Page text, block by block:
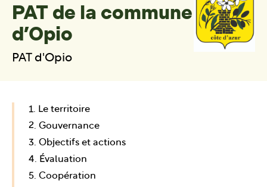
PAT de la commune
d’Opio
PAT d'Opio
1. Le territoire
2. Gouvernance
3. Objectifs et actions
4. Évaluation
5. Coopération